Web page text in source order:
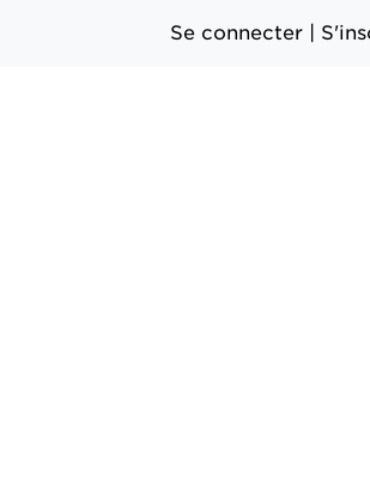
Se connecter |